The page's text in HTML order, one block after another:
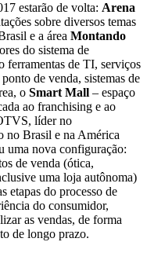
estarão de volta: Arena
sobre diversos temas
e a área Montando
do sistema de
ferramentas de TI, serviços
de venda, sistemas de
o Smart Mall – espaço
ao franchising e ao
líder no
no Brasil e na América
uma nova configuração:
de venda (ótica,
uma loja autônoma)
etapas do processo de
do consumidor,
as vendas, de forma
de longo prazo.